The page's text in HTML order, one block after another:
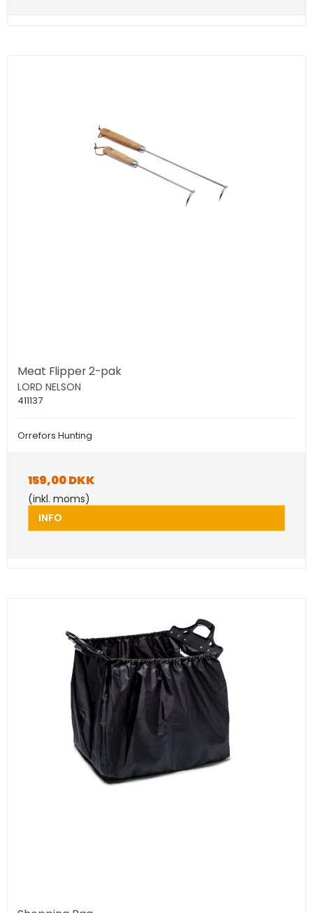
Meat Flipper 2-pak
LORD NELSON
411137
Orrefors Hunting
159,00 DKK
(inkl. moms)
INFO